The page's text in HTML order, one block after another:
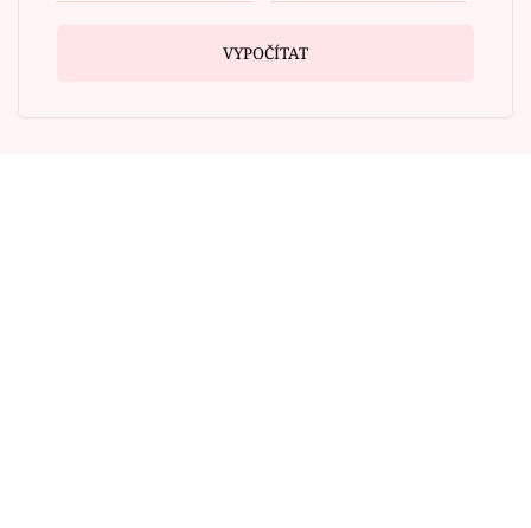
VYPOČÍTAT